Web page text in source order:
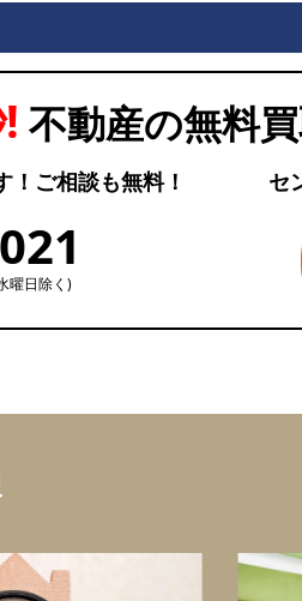
不動産の無料
ご相談も無料！ セ
曜日除く)